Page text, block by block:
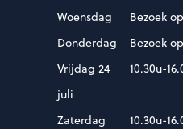
Woensdag
Bezoek
Donderdag
Bezoek
Vrijdag 24
juli
10.30u-
Zaterdag
10.30u-